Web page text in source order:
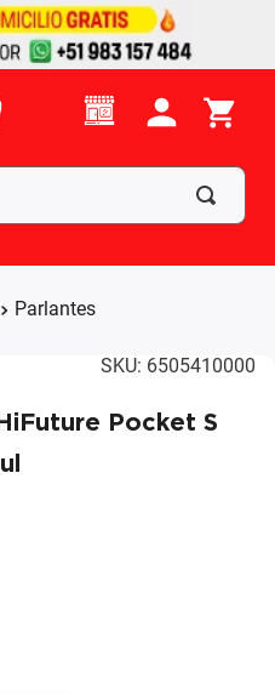
Parlantes
SKU: 6505410000
Pocket S